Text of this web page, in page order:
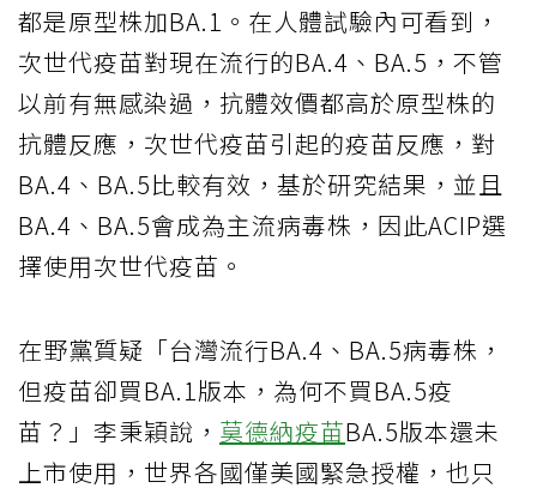
都是原型株加BA.1。在人體試驗內可看到，
次世代疫苗對現在流行的BA.4、BA.5，不管
以前有無感染過，抗體效價都高於原型株的
抗體反應，次世代疫苗引起的疫苗反應，對
BA.4、BA.5比較有效，基於研究結果，並且
BA.4、BA.5會成為主流病毒株，因此ACIP選
擇使用次世代疫苗。
在野黨質疑「台灣流行BA.4、BA.5病毒株，
但疫苗卻買BA.1版本，為何不買BA.5疫
苗？」李秉穎說， 莫德納疫苗BA.5版本還未
上市使用，世界各國僅美國緊急授權，也只